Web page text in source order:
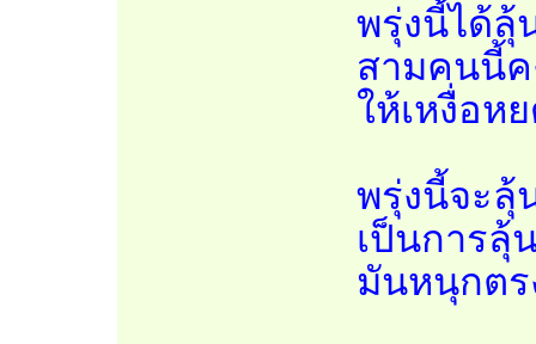
พรุ่งนี้ได้ลุ้
สามคนนี้
ให้เหงื่อห
พรุ่งนี้จะลุ้
เป็นการลุ้
มันหนุกตร